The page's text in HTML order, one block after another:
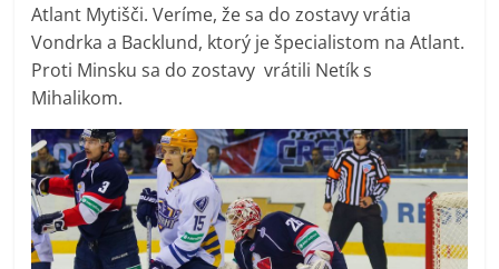
Atlant Mytišči. Veríme, že sa do zostavy vrátia
Vondrka a Backlund, ktorý je špecialistom na Atlant.
Proti Minsku sa do zostavy vrátili Netík s
Mihalikom.